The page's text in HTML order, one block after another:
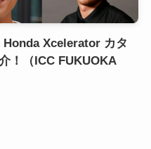
Honda Xcelerator カタ
！（ICC FUKUOKA